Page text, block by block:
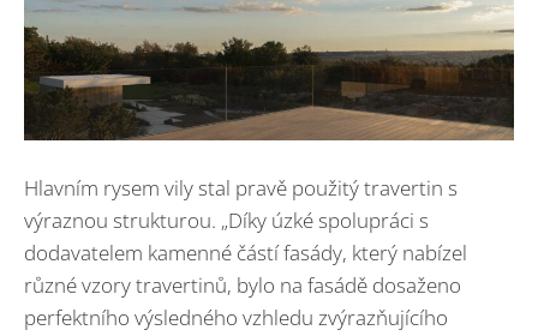
Hlavním rysem vily stal pravě použitý travertin s
výraznou strukturou. „Díky úzké spolupráci s
dodavatelem kamenné částí fasády, který nabízel
různé vzory travertinů, bylo na fasádě dosaženo
perfektního výsledného vzhledu zvýrazňujícího